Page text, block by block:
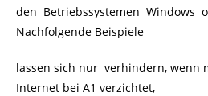
den Betriebssystemen Windows
Nachfolgende Beispiele
lassen sich nur verhindern, wenn
Internet bei A1 verzichtet,